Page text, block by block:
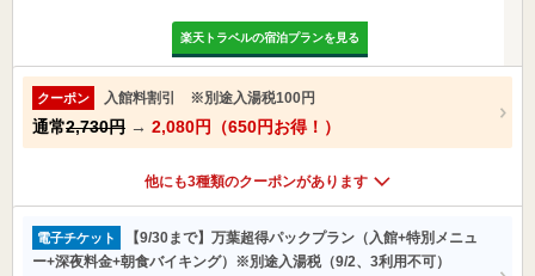
楽天トラベルの宿泊プランを見る
クーポン 入館料割引 ※別途入湯税100円
通常2,730円 → 2,080円（650円お得！）
他にも3種類のクーポンがあります
電子チケット
【9/30まで】万葉超得パックプラン（入館+特別メニュ
ー+深夜料金+朝食バイキング）※別途入湯税（9/2、3利用不可）